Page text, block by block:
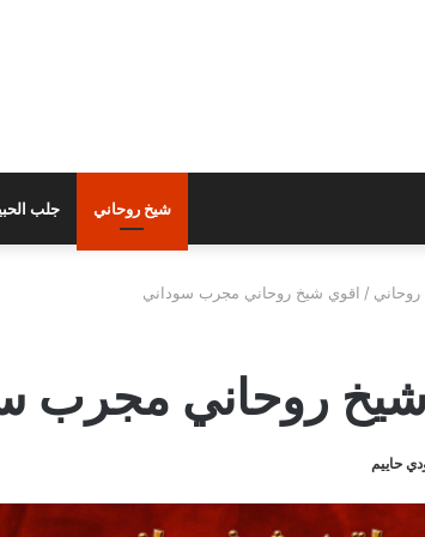
شيخ روحاني جلب
/ اقوي شيخ روحاني مجرب سوداني
روحاني مجرب
حاييم